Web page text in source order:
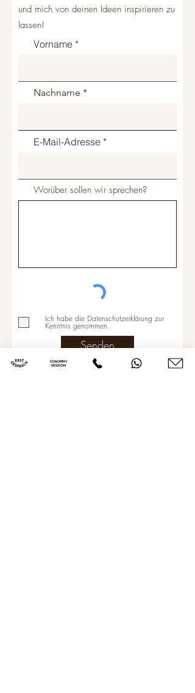
und mich von deinen Ideen inspirieren zu
lassen!
Vorname
Nachname
E-Mail-Adresse
Worüber sollen wir sprechen?
Ich habe die Datenschutzerklärung zur
Kenntnis genommen.
Senden